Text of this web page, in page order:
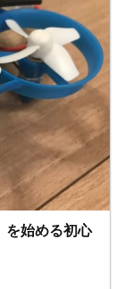
始める初心